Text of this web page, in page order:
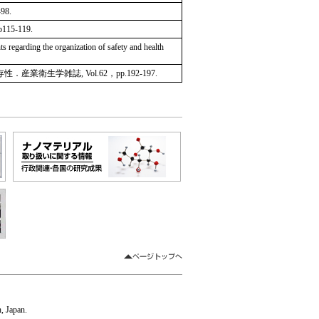
119.
regarding the organization of safety and health
．産業衛生学雑誌, Vol.62，pp.192-197.
Japan.